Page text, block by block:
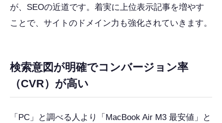
が、SEOの近道です。着実に上位表示記事を増やす
ことで、サイトのドメイン力も強化されていきます。
検索意図が明確でコンバージョン率
（CVR）が高い
「PC」と調べる人より「MacBook Air M3 最安値」と